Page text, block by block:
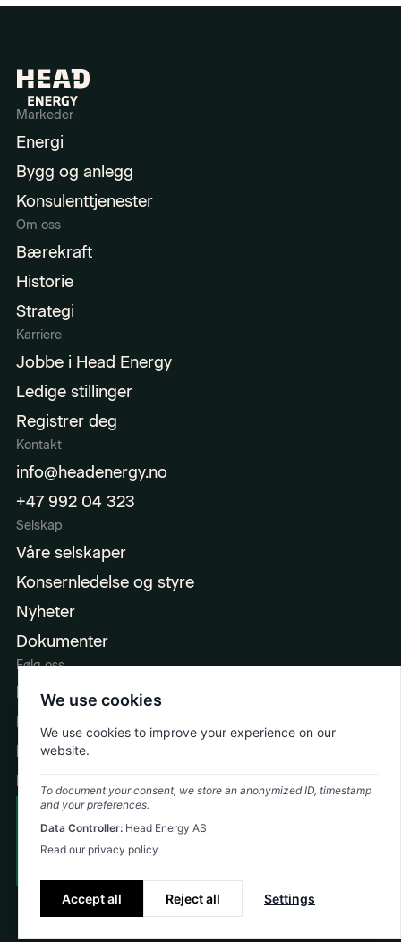
Markeder
Energi
Bygg og anlegg
Konsulenttjenester
Om oss
Bærekraft
Historie
Strategi
Karriere
Jobbe i Head Energy
Ledige stillinger
Registrer deg
Kontakt
info@headenergy.no
+47 992 04 323
Selskap
Våre selskaper
Konsernledelse og styre
Nyheter
Dokumenter
Følg oss
LinkedIn
Facebook
Instagram
Ingeniørpodden
©2026Head Energy
Cookie Policy
We use cookies
We use cookies to improve your experience on our
website.
To document your consent, we store an anonymized ID, timestamp
and your preferences.
Data Controller: Head Energy AS
Read our privacy policy
Accept all Reject all Settings